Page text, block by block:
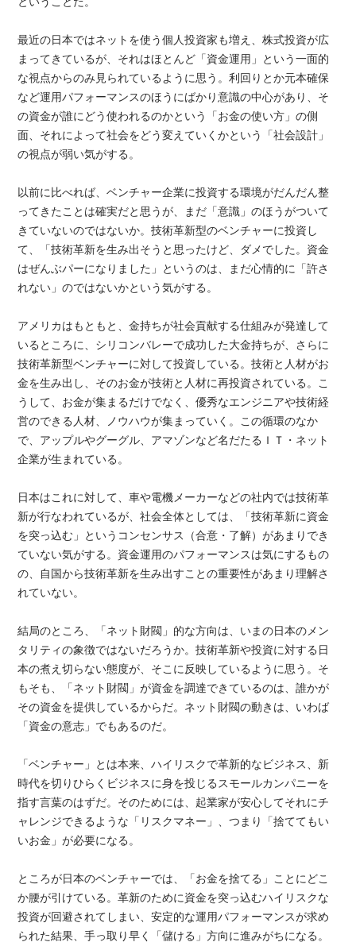
最近の日本ではネットを使う個人投資家も増え、株式投資が広
まってきているが、それはほとんど「資金運用」という一面的
な視点からのみ見られているように思う。利回りとか元本確保
など運用パフォーマンスのほうにばかり意識の中心があり、そ
の資金が誰にどう使われるのかという「お金の使い方」の側
面、それによって社会をどう変えていくかという「社会設計」
の視点が弱い気がする。
以前に比べれば、ベンチャー企業に投資する環境がだんだん整
ってきたことは確実だと思うが、まだ「意識」のほうがついて
きていないのではないか。技術革新型のベンチャーに投資し
て、「技術革新を生み出そうと思ったけど、ダメでした。資金
はぜんぶパーになりました」というのは、まだ心情的に「許さ
れない」のではないかという気がする。
アメリカはもともと、金持ちが社会貢献する仕組みが発達して
いるところに、シリコンバレーで成功した大金持ちが、さらに
技術革新型ベンチャーに対して投資している。技術と人材がお
金を生み出し、そのお金が技術と人材に再投資されている。こ
うして、お金が集まるだけでなく、優秀なエンジニアや技術経
営のできる人材、ノウハウが集まっていく。この循環のなか
で、アップルやグーグル、アマゾンなど名だたるＩＴ・ネット
企業が生まれている。
日本はこれに対して、車や電機メーカーなどの社内では技術革
新が行なわれているが、社会全体としては、「技術革新に資金
を突っ込む」というコンセンサス（合意・了解）があまりでき
ていない気がする。資金運用のパフォーマンスは気にするもの
の、自国から技術革新を生み出すことの重要性があまり理解さ
れていない。
結局のところ、「ネット財閥」的な方向は、いまの日本のメン
タリティの象徴ではないだろうか。技術革新や投資に対する日
本の煮え切らない態度が、そこに反映しているように思う。そ
もそも、「ネット財閥」が資金を調達できているのは、誰かが
その資金を提供しているからだ。ネット財閥の動きは、いわば
「資金の意志」でもあるのだ。
「ベンチャー」とは本来、ハイリスクで革新的なビジネス、新
時代を切りひらくビジネスに身を投じるスモールカンパニーを
指す言葉のはずだ。そのためには、起業家が安心してそれにチ
ャレンジできるような「リスクマネー」、つまり「捨ててもい
いお金」が必要になる。
ところが日本のベンチャーでは、「お金を捨てる」ことにどこ
か腰が引けている。革新のために資金を突っ込むハイリスクな
投資が回避されてしまい、安定的な運用パフォーマンスが求め
られた結果、手っ取り早く「儲ける」方向に進みがちになる。